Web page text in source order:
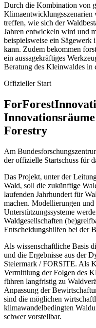
Durch die Kombination von
Klimaentwicklungsszenarien
treffen, wie sich der
Jahren entwickeln wird und
beispielsweise ein Sägewerk
kann. Zudem bekommen
ein aussagekräftiges
Beratung des Kleinwaldes in
Offizieller Start
Forestry
Am
der offizielle Startschuss für
Das Projekt, unter der
Wald, soll die zukünftige
laufenden Jahrhundert für
machen. Modellierungen
Unterstützungssysteme
Waldgesellschaften
Entscheidungshilfen bei der
Als wissenschaftliche Basis
und die Ergebnisse aus der
Steiermark / FORSITE. Als
Vermittlung der Folgen des
führen langfristig zu
Anpassung der
sind die möglichen
klimawandelbedingten
schwer vorstellbar.